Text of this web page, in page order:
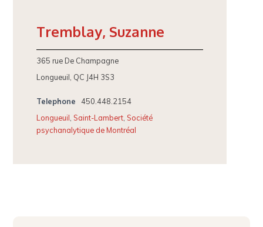
Tremblay, Suzanne
365 rue De Champagne
Longueuil, QC J4H 3S3
Telephone
450.448.2154
Longueuil, Saint-Lambert, Société
psychanalytique de Montréal